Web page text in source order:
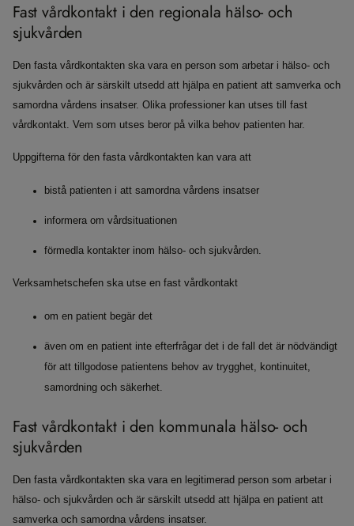
Fast vårdkontakt i den regionala hälso- och
sjukvården
Den fasta vårdkontakten ska vara en person som arbetar i hälso- och
sjukvården och är särskilt utsedd att hjälpa en patient att samverka och
samordna vårdens insatser. Olika professioner kan utses till fast
vårdkontakt. Vem som utses beror på vilka behov patienten har.
Uppgifterna för den fasta vårdkontakten kan vara att
bistå patienten i att samordna vårdens insatser
informera om vårdsituationen
förmedla kontakter inom hälso- och sjukvården.
Verksamhetschefen ska utse en fast vårdkontakt
om en patient begär det
även om en patient inte efterfrågar det i de fall det är nödvändigt
för att tillgodose patientens behov av trygghet, kontinuitet,
samordning och säkerhet.
Fast vårdkontakt i den kommunala hälso- och
sjukvården
Den fasta vårdkontakten ska vara en legitimerad person som arbetar i
hälso- och sjukvården och är särskilt utsedd att hjälpa en patient att
samverka och samordna vårdens insatser.